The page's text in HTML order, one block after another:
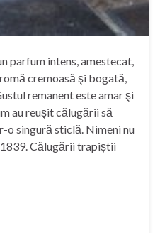
parfum intens, amestecat,
cremoasă şi bogată,
remanent este amar şi
au reuşit călugării să
o singură sticlă. Nimeni nu
Călugării trapiștii